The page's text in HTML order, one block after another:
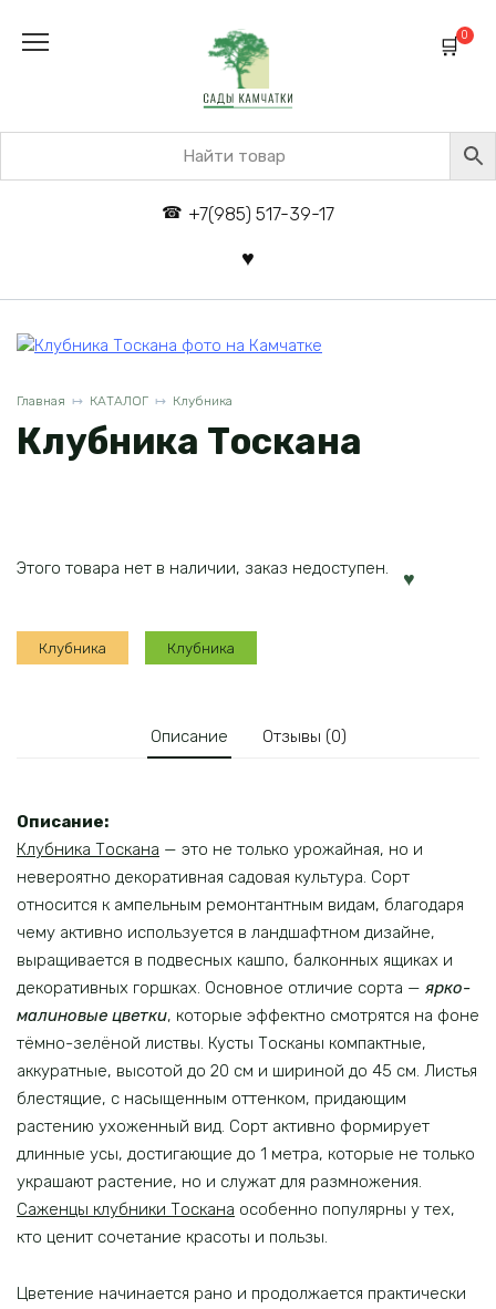
+7(985) 517-39-17
0
Главная КАТАЛОГ Клубника
Клубника Тоскана
Этого товара нет в наличии, заказ недоступен.
Клубника Клубника
Описание Отзывы (0)
Описание:
Клубника Тоскана — это не только урожайная, но и
невероятно декоративная садовая культура. Сорт
относится к ампельным ремонтантным видам, благодаря
чему активно используется в ландшафтном дизайне,
выращивается в подвесных кашпо, балконных ящиках и
декоративных горшках. Основное отличие сорта — ярко-
малиновые цветки, которые эффектно смотрятся на фоне
тёмно-зелёной листвы. Кусты Тосканы компактные,
аккуратные, высотой до 20 см и шириной до 45 см. Листья
блестящие, с насыщенным оттенком, придающим
растению ухоженный вид. Сорт активно формирует
длинные усы, достигающие до 1 метра, которые не только
украшают растение, но и служат для размножения.
Саженцы клубники Тоскана особенно популярны у тех,
кто ценит сочетание красоты и пользы.
Цветение начинается рано и продолжается практически